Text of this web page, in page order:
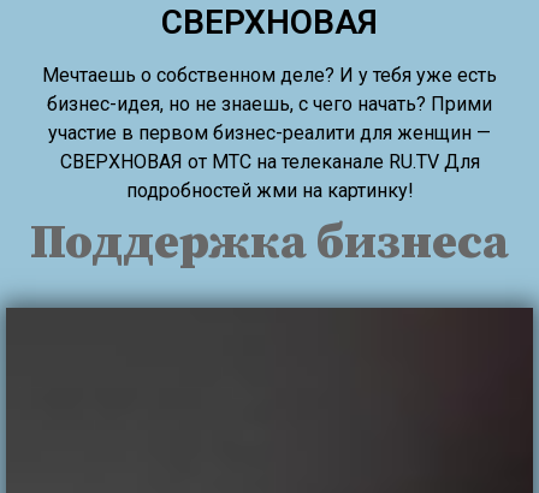
СВЕРХНОВАЯ
Мечтаешь о собственном деле? И у тебя уже есть
бизнес-идея, но не знаешь, с чего начать? Прими
участие в первом бизнес-реалити для женщин —
СВЕРХНОВАЯ от МТС на телеканале RU.TV Для
подробностей жми на картинку!
Поддержка бизнеса